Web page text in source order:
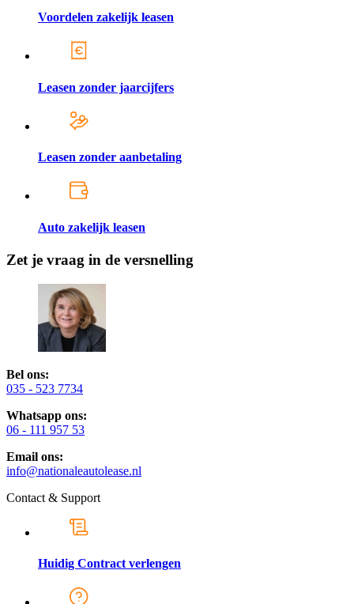
Voordelen zakelijk leasen
Leasen zonder jaarcijfers
Leasen zonder aanbetaling
Auto zakelijk leasen
Zet je vraag in de versnelling
Bel ons:
035 - 523 7734
Whatsapp ons:
06 - 111 957 53
Email ons:
info@nationaleautolease.nl
Contact & Support
Huidig Contract verlengen